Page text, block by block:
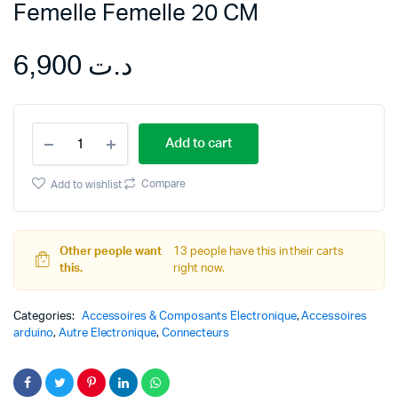
Femelle Femelle 20 CM
د.ت
40
Fils
Connexion
Femelle
Femelle
20
Add to cart
Add to wishlist Compare
Other people want
this.
13 people have this in their carts
right now.
Categories: Accessoires & Composants Electronique,Accessoires
arduino, Autre Electronique,Connecteurs